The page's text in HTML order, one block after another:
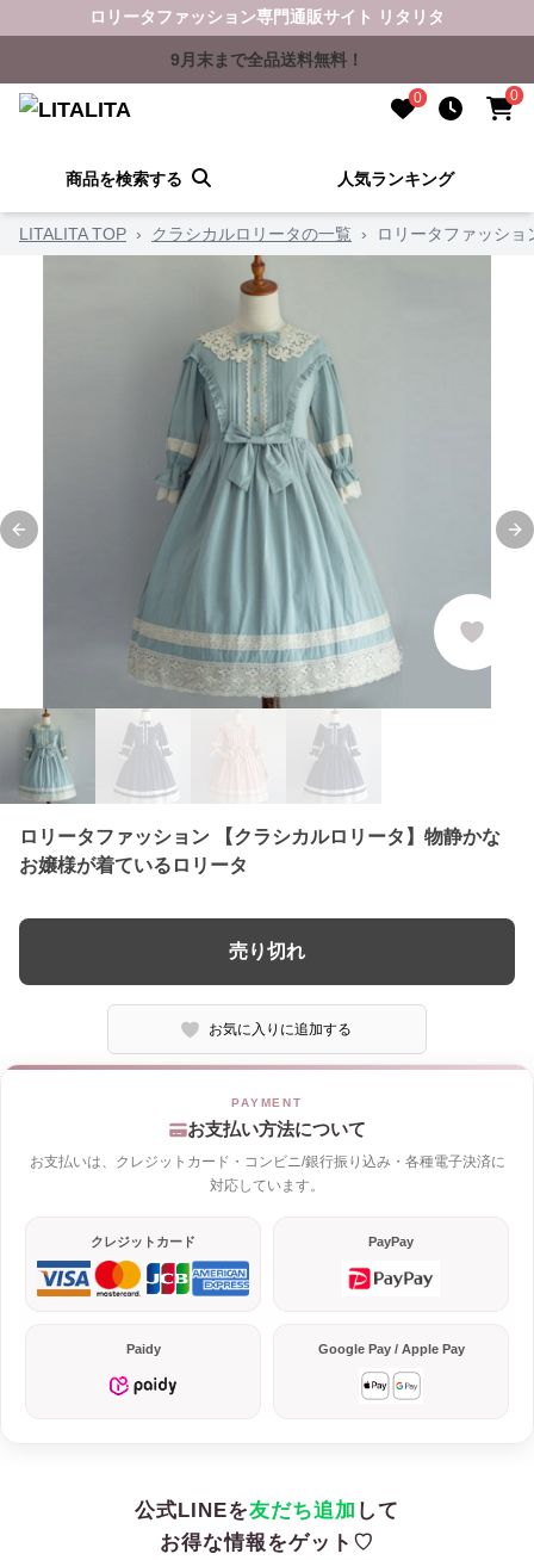
ロリータファッション専門通販サイト リタリタ
9月末まで全品送料無料！
0 0
商品を検索する 人気ランキング
LITALITA TOP › クラシカルロリータの一覧 › ロリータファッシ
Previous slide
ロリータファッション 【クラシカルロリータ】物静かな
お嬢様が着ているロリータ
売り切れ
お気に入りに追加する
お支払い方法について
お支払いは、クレジットカード・コンビニ/銀行振り込み・各種電子決済に
対応しています。
クレジットカード PayPay
Paidy Google Pay / Apple Pay
公式LINEを友だち追加 して
お得な情報をゲット♡